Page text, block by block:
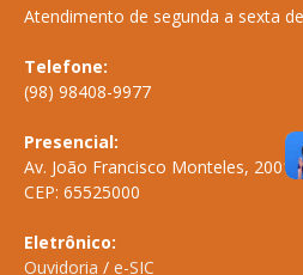
Atendimento de segunda a sexta
Telefone:
(98) 98408-9977
Presencial:
Av. João Francisco Monteles, 2001
CEP: 65525000
Eletrônico:
Ouvidoria / e-SIC